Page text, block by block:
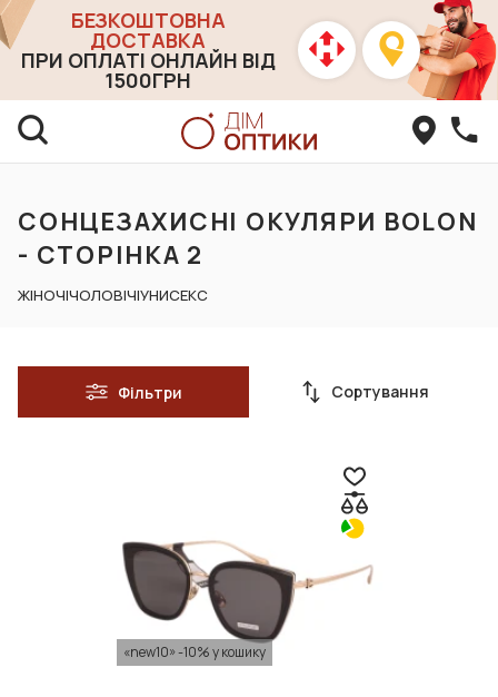
БЕЗКОШТОВНА
ДОСТАВКА
ПРИ ОПЛАТІ ОНЛАЙН ВІД
1500ГРН
СОНЦЕЗАХИСНІ ОКУЛЯРИ BOLON
- СТОРІНКА 2
ЖІНОЧІЧОЛОВІЧІУНИСЕКС
Фільтри Сортування
«new10» -10% у кошику